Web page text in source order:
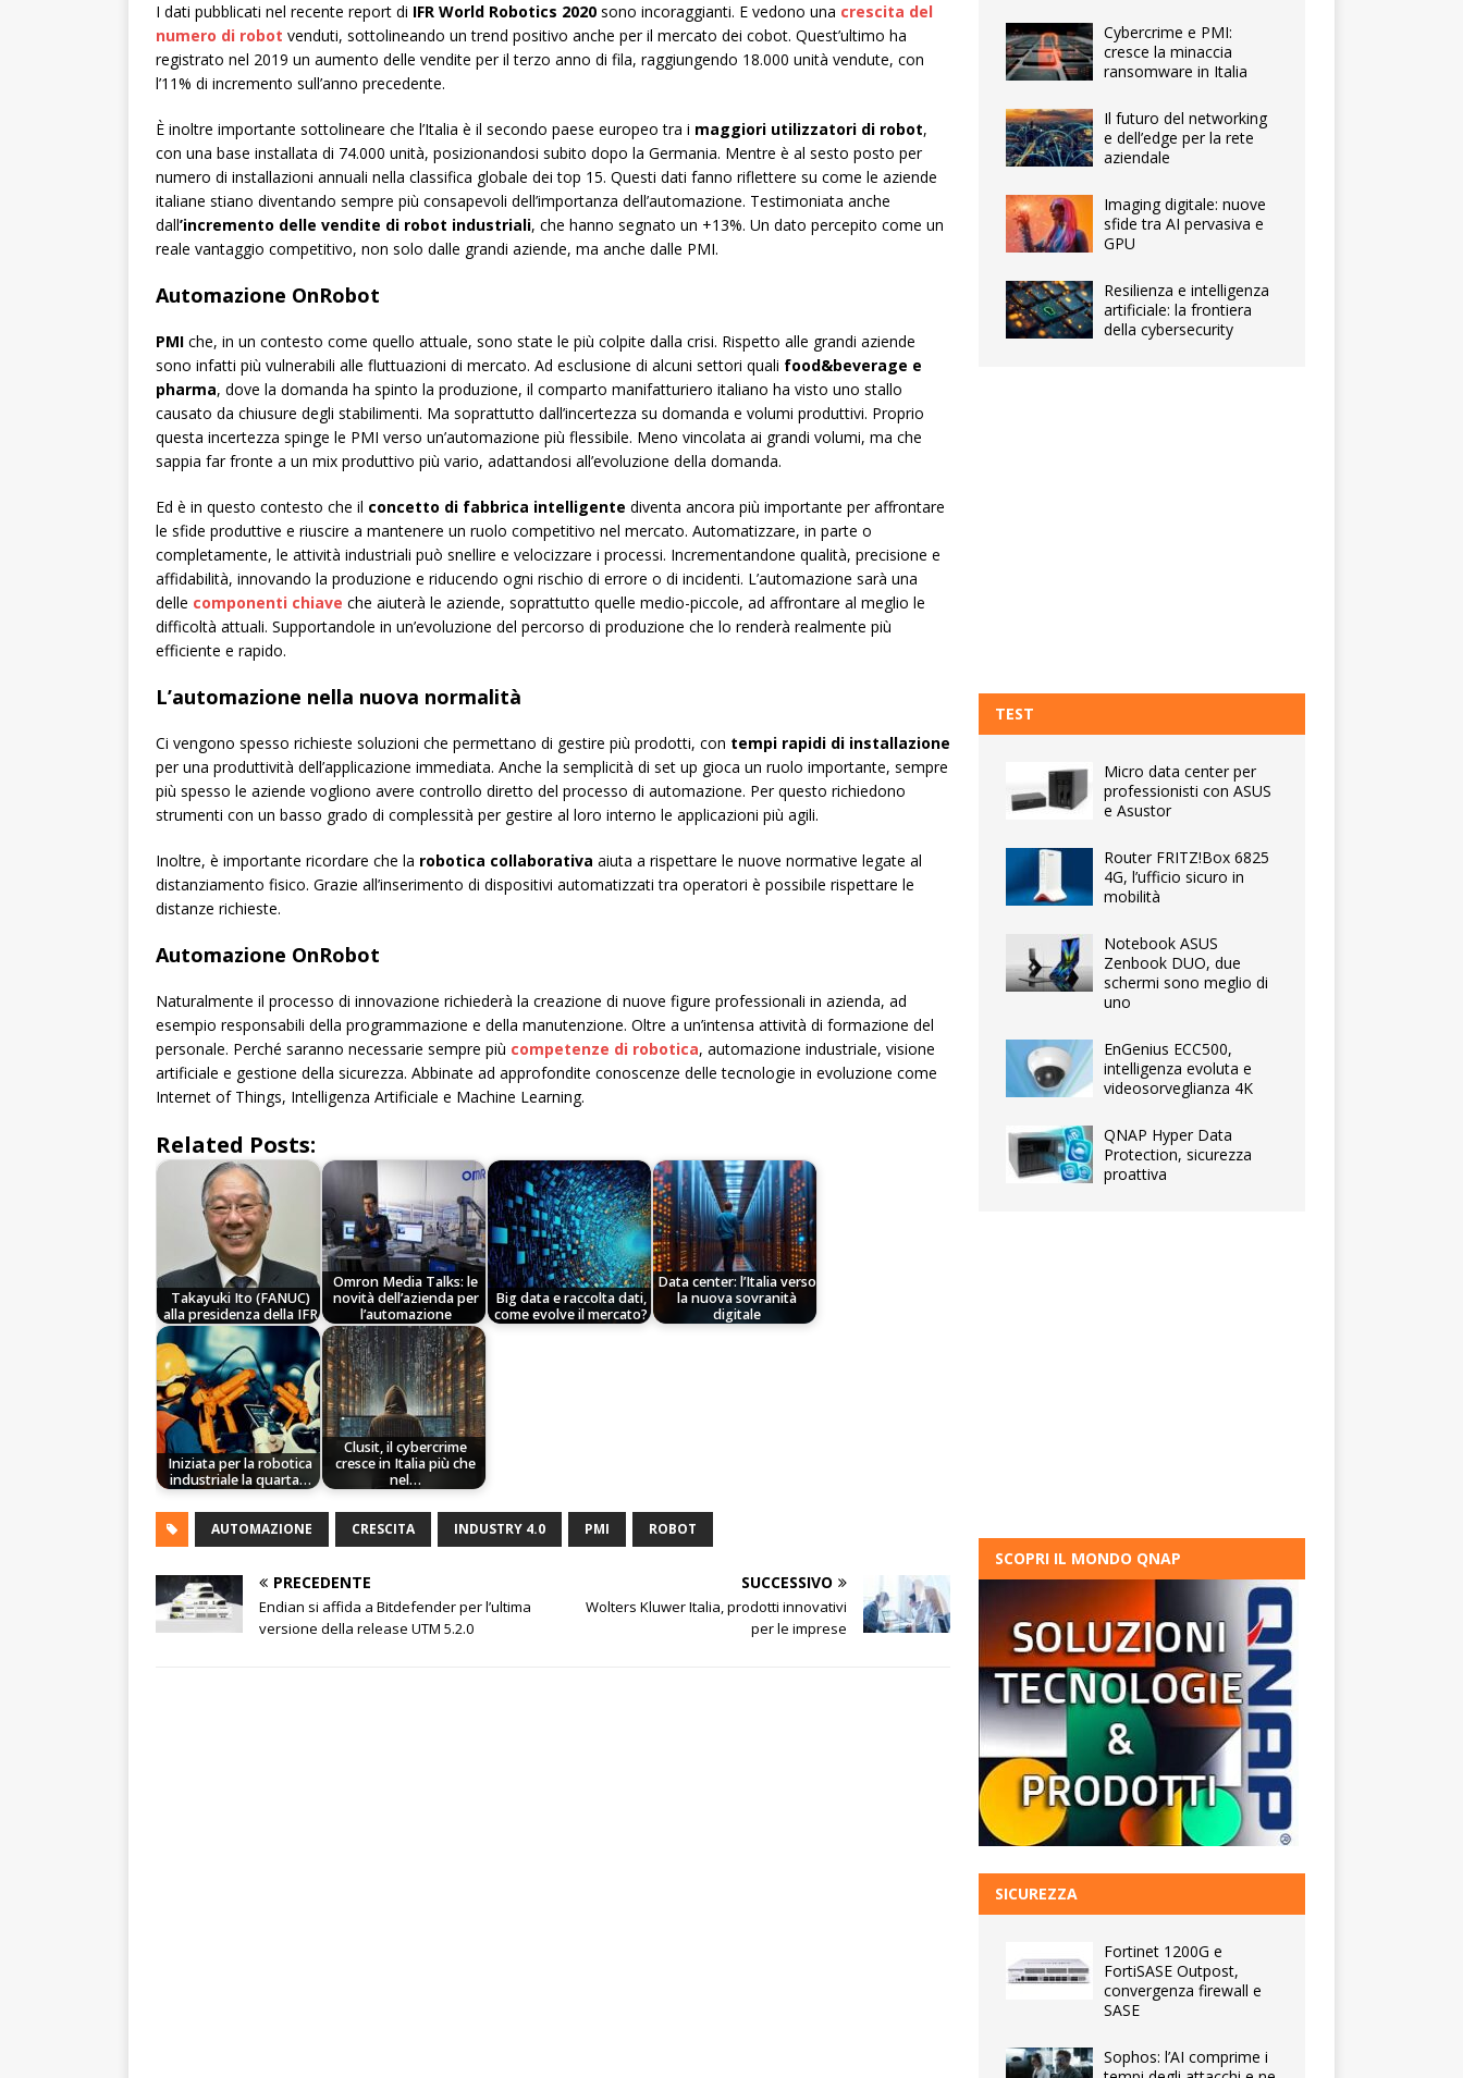
I dati pubblicati nel recente report di IFR World Robotics 2020 sono incoraggianti. E vedono una crescita del
numero di robot venduti, sottolineando un trend positivo anche per il mercato dei cobot. Quest’ultimo ha
registrato nel 2019 un aumento delle vendite per il terzo anno di fila, raggiungendo 18.000 unità vendute, con
l’11% di incremento sull’anno precedente.
È inoltre importante sottolineare che l’Italia è il secondo paese europeo tra i maggiori utilizzatori di robot,
con una base installata di 74.000 unità, posizionandosi subito dopo la Germania. Mentre è al sesto posto per
numero di installazioni annuali nella classifica globale dei top 15. Questi dati fanno riflettere su come le aziende
italiane stiano diventando sempre più consapevoli dell’importanza dell’automazione. Testimoniata anche
dall’incremento delle vendite di robot industriali, che hanno segnato un +13%. Un dato percepito come un
reale vantaggio competitivo, non solo dalle grandi aziende, ma anche dalle PMI.
Automazione OnRobot
PMI che, in un contesto come quello attuale, sono state le più colpite dalla crisi. Rispetto alle grandi aziende
sono infatti più vulnerabili alle fluttuazioni di mercato. Ad esclusione di alcuni settori quali food&beverage e
pharma, dove la domanda ha spinto la produzione, il comparto manifatturiero italiano ha visto uno stallo
causato da chiusure degli stabilimenti. Ma soprattutto dall’incertezza su domanda e volumi produttivi. Proprio
questa incertezza spinge le PMI verso un’automazione più flessibile. Meno vincolata ai grandi volumi, ma che
sappia far fronte a un mix produttivo più vario, adattandosi all’evoluzione della domanda.
Ed è in questo contesto che il concetto di fabbrica intelligente diventa ancora più importante per affrontare
le sfide produttive e riuscire a mantenere un ruolo competitivo nel mercato. Automatizzare, in parte o
completamente, le attività industriali può snellire e velocizzare i processi. Incrementandone qualità, precisione e
affidabilità, innovando la produzione e riducendo ogni rischio di errore o di incidenti. L’automazione sarà una
delle componenti chiave che aiuterà le aziende, soprattutto quelle medio-piccole, ad affrontare al meglio le
difficoltà attuali. Supportandole in un’evoluzione del percorso di produzione che lo renderà realmente più
efficiente e rapido.
L’automazione nella nuova normalità
Ci vengono spesso richieste soluzioni che permettano di gestire più prodotti, con tempi rapidi di installazione
per una produttività dell’applicazione immediata. Anche la semplicità di set up gioca un ruolo importante, sempre
più spesso le aziende vogliono avere controllo diretto del processo di automazione. Per questo richiedono
strumenti con un basso grado di complessità per gestire al loro interno le applicazioni più agili.
Inoltre, è importante ricordare che la robotica collaborativa aiuta a rispettare le nuove normative legate al
distanziamento fisico. Grazie all’inserimento di dispositivi automatizzati tra operatori è possibile rispettare le
distanze richieste.
Automazione OnRobot
Naturalmente il processo di innovazione richiederà la creazione di nuove figure professionali in azienda, ad
esempio responsabili della programmazione e della manutenzione. Oltre a un’intensa attività di formazione del
personale. Perché saranno necessarie sempre più competenze di robotica, automazione industriale, visione
artificiale e gestione della sicurezza. Abbinate ad approfondite conoscenze delle tecnologie in evoluzione come
Internet of Things, Intelligenza Artificiale e Machine Learning.
Related Posts:
Takayuki Ito (FANUC)
alla presidenza della IFR
Omron Media Talks: le
novità dell’azienda per
l’automazione
Big data e raccolta dati,
come evolve il mercato?
Data center: l’Italia verso
la nuova sovranità
digitale
Iniziata per la robotica
industriale la quarta…
Clusit, il cybercrime
cresce in Italia più che
nel…
AUTOMAZIONE CRESCITA INDUSTRY 4.0 PMI ROBOT
PRECEDENTE
Endian si affida a Bitdefender per l’ultima
versione della release UTM 5.2.0
SUCCESSIVO
Wolters Kluwer Italia, prodotti innovativi
per le imprese
Cybercrime e PMI:
cresce la minaccia
ransomware in Italia
Il futuro del networking
e dell’edge per la rete
aziendale
Imaging digitale: nuove
sfide tra AI pervasiva e
GPU
Resilienza e intelligenza
artificiale: la frontiera
della cybersecurity
TEST
Micro data center per
professionisti con ASUS
e Asustor
Router FRITZ!Box 6825
4G, l’ufficio sicuro in
mobilità
Notebook ASUS
Zenbook DUO, due
schermi sono meglio di
uno
EnGenius ECC500,
intelligenza evoluta e
videosorveglianza 4K
QNAP Hyper Data
Protection, sicurezza
proattiva
SCOPRI IL MONDO QNAP
SICUREZZA
Fortinet 1200G e
FortiSASE Outpost,
convergenza firewall e
SASE
Sophos: l’AI comprime i